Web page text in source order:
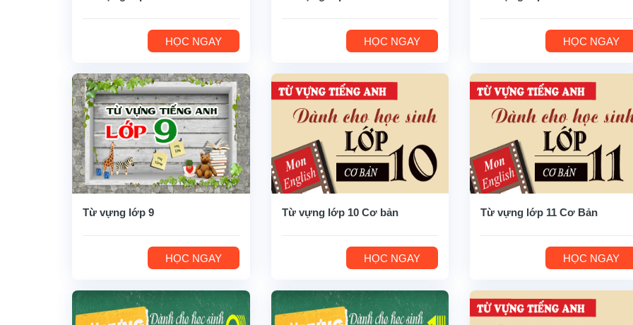
HỌC NGAY HỌC NGAY HỌC NGAY
Từ vựng lớp 9
HỌC NGAY
Từ vựng lớp 10 Cơ bản
HỌC NGAY
Từ vựng lớp 11 Cơ Bản
HỌC NGAY